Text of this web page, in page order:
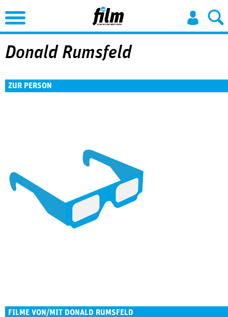
Jump to Navigation
Donald Rumsfeld
ZUR PERSON
FILME VON/MIT DONALD RUMSFELD